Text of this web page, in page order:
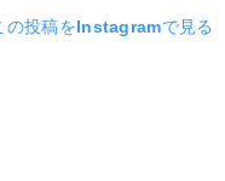
の投稿をInstagramで見る